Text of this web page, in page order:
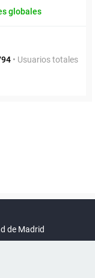
globales
• Usuarios totales
de Madrid